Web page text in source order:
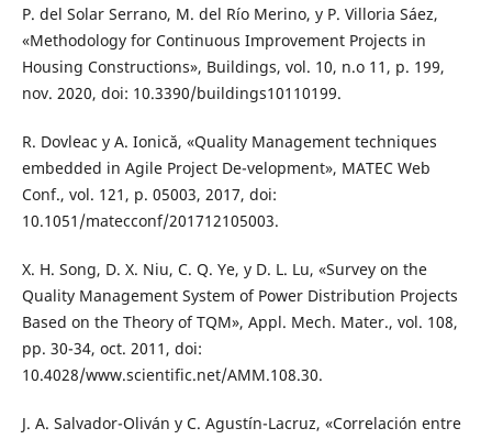
P. del Solar Serrano, M. del Río Merino, y P. Villoria Sáez,
«Methodology for Continuous Improvement Projects in
Housing Constructions», Buildings, vol. 10, n.o 11, p. 199,
nov. 2020, doi: 10.3390/buildings10110199.
R. Dovleac y A. Ionică, «Quality Management techniques
embedded in Agile Project De-velopment», MATEC Web
Conf., vol. 121, p. 05003, 2017, doi:
10.1051/matecconf/201712105003.
X. H. Song, D. X. Niu, C. Q. Ye, y D. L. Lu, «Survey on the
Quality Management System of Power Distribution Projects
Based on the Theory of TQM», Appl. Mech. Mater., vol. 108,
pp. 30-34, oct. 2011, doi:
10.4028/www.scientific.net/AMM.108.30.
J. A. Salvador-Oliván y C. Agustín-Lacruz, «Correlación entre